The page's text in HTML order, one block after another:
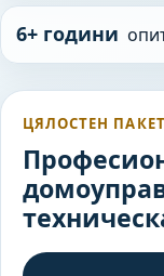
6+ години
ЦЯЛОСТЕН ПАКЕТ